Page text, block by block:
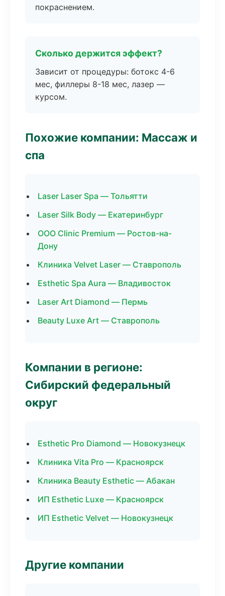
покраснением.
Сколько держится эффект?
Зависит от процедуры: ботокс 4-6
мес, филлеры 8-18 мес, лазер —
курсом.
Похожие компании: Массаж и
спа
Laser Laser Spa — Тольятти
Laser Silk Body — Екатеринбург
ООО Clinic Premium — Ростов-на-
Дону
Клиника Velvet Laser — Ставрополь
Esthetic Spa Aura — Владивосток
Laser Art Diamond — Пермь
Beauty Luxe Art — Ставрополь
Компании в регионе:
Сибирский федеральный
округ
Esthetic Pro Diamond — Новокузнецк
Клиника Vita Pro — Красноярск
Клиника Beauty Esthetic — Абакан
ИП Esthetic Luxe — Красноярск
ИП Esthetic Velvet — Новокузнецк
Другие компании